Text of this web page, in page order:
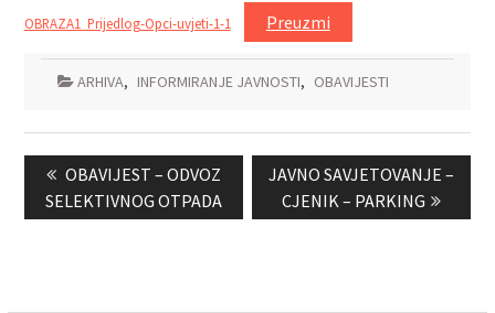
OBRAZA1_Prijedlog-Opci-uvjeti-1-1 Preuzmi
ARHIVA, INFORMIRANJE JAVNOSTI, OBAVIJESTI
Navigacija
objavaPrevious
post:
OBAVIJEST – ODVOZ
SELEKTIVNOG OTPADA
Next
post:
JAVNO SAVJETOVANJE –
CJENIK – PARKING